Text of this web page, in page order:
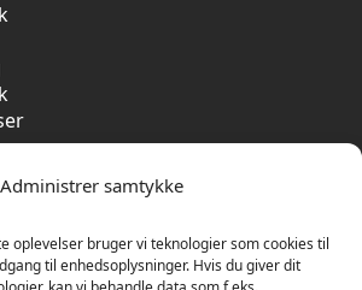
Administrer samtykke
oplevelser bruger vi teknologier som cookies til
til enhedsoplysninger. Hvis du giver dit
anmeldelser på Trustpilot